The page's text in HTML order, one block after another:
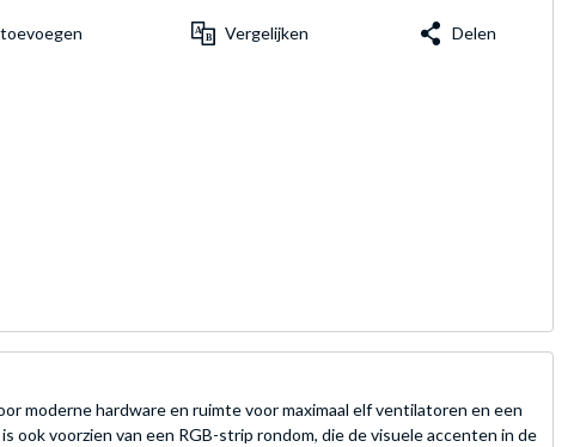
Vergelijken Delen
moderne hardware en ruimte voor maximaal elf ventilatoren en een
voorzien van een RGB-strip rondom, die de visuele accenten in de